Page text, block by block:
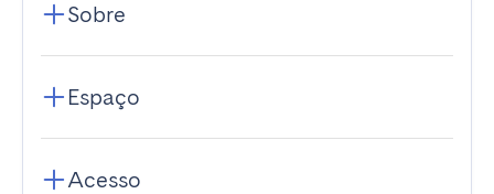
Sobre
Espaço
Acesso